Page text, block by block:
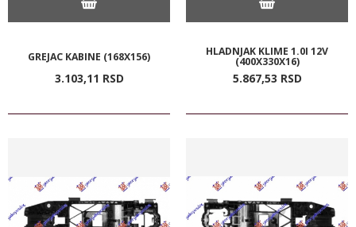
GREJAC KABINE (168X156)
3.103,11 RSD
HLADNJAK KLIME 1.0I 12V
(400X330X16)
5.867,53 RSD